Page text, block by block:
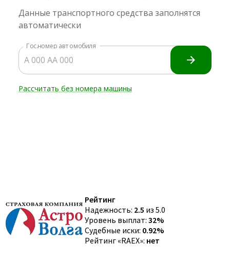
Рейтинг
Надежность: 2.5 из 5.0
Уровень выплат: 32%
Судебные иски: 0.92%
Рейтинг «RAEX»: нет